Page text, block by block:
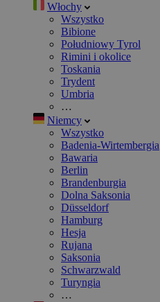
Włochy
Wszystko
Bibione
Południowy Tyrol
Rimini i okolice
Toskania
Trydent
Umbria
…
Niemcy
Wszystko
Badenia-Wirtembergia
Bawaria
Berlin
Brandenburgia
Dolna Saksonia
Düsseldorf
Hamburg
Hesja
Rujana
Saksonia
Schwarzwald
Turyngia
…